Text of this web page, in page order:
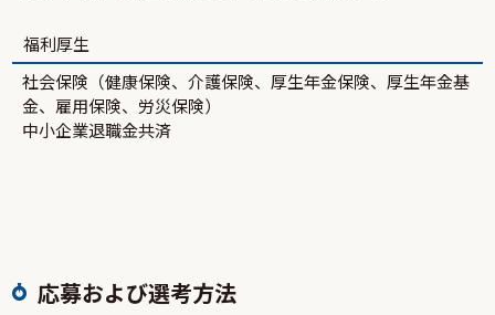
福利厚生
社会保険（健康保険、介護保険、厚生年金保険、厚生年金基
金、雇用保険、労災保険）
中小企業退職金共済
応募および選考方法